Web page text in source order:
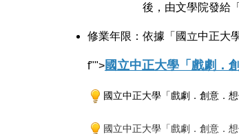
後，由文學院發給
修業年限 ： 依據「國立中正大
f"">國立中正大學「戲劇．
國立中正大學「戲劇．創意．
國立中正大學 「戲劇．創意．